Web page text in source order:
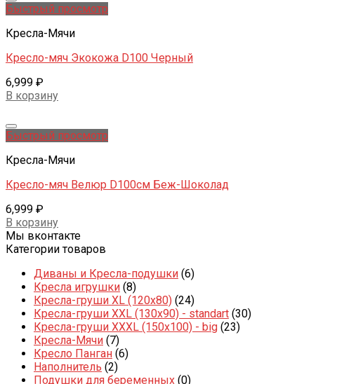
Быстрый просмотр
Кресла-Мячи
Кресло-мяч Экокожа D100 Черный
6,999 ₽
В корзину
Быстрый просмотр
Кресла-Мячи
Кресло-мяч Велюр D100см Беж-Шоколад
6,999 ₽
В корзину
Мы вконтакте
Категории товаров
Диваны и Кресла-подушки (6)
Кресла игрушки (8)
Кресла-груши XL (120x80) (24)
Кресла-груши XXL (130x90) - standart (30)
Кресла-груши XXXL (150x100) - big (23)
Кресла-Мячи (7)
Кресло Панган (6)
Наполнитель (2)
Подушки для беременных (0)